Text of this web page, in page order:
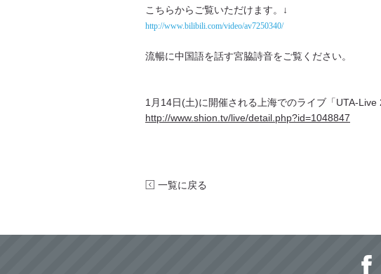
こちらからご覧いただけます。↓
http://www.bilibili.com/video/av7250340/
流暢に中国語を話す宮脇詩音をご覧ください。
1月14日(土)に開催される上海でのライブ「UTA-
http://www.shion.tv/live/detail.php?id=1048847
一覧に戻る